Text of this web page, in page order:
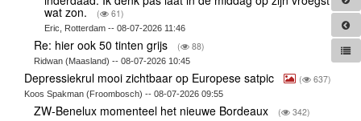
wat zon. ( 61)
Eric, Rotterdam -- 08-07-2026 11:46
Re: hier ook 50 tinten grijs ( 88)
Ridwan (Maasland) -- 08-07-2026 10:45
Depressiekrul mooi zichtbaar op Europese satpic ( 637)
Koos Spakman (Froombosch) -- 08-07-2026 09:55
ZW-Benelux momenteel het nieuwe Bordeaux ( 342)